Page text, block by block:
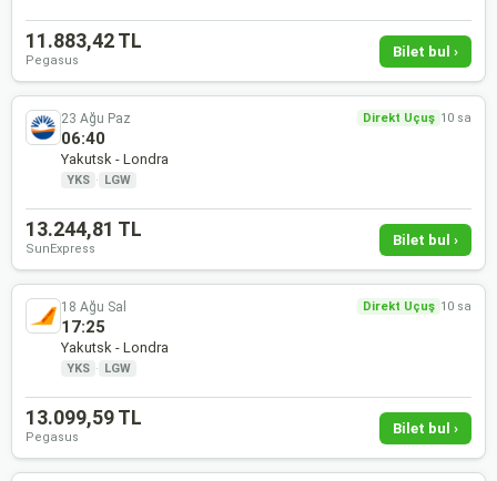
11.883,42 TL
Pegasus
Bilet bul ›
23 Ağu Paz Direkt Uçuş 10 sa
06:40
Yakutsk - Londra
YKS · LGW
13.244,81 TL
SunExpress
Bilet bul ›
18 Ağu Sal Direkt Uçuş 10 sa
17:25
Yakutsk - Londra
YKS · LGW
13.099,59 TL
Pegasus
Bilet bul ›